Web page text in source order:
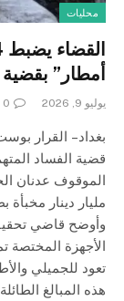
محليات
أمطار”
يوليو 9, 2026 0
بغداد – القرار
قضية الفساد
مليار دينار مخبأة
وأوضح قاضي
تعود للجميلي
هذه المبالغ